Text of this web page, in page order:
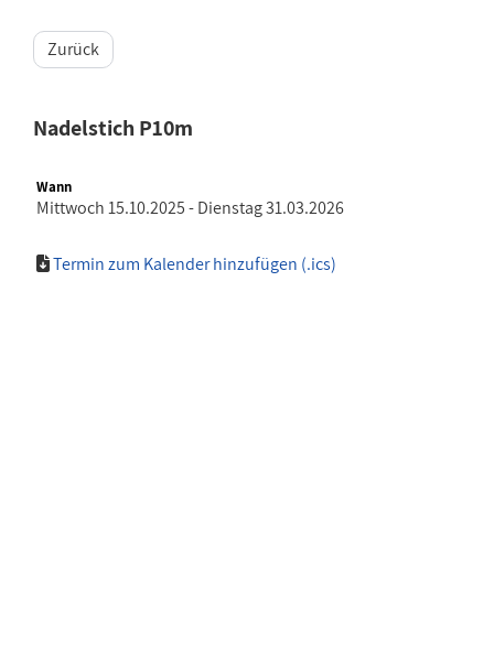
Zurück
Nadelstich P10m
Wann
Mittwoch 15.10.2025 - Dienstag 31.03.2026
Termin zum Kalender hinzufügen (.ics)